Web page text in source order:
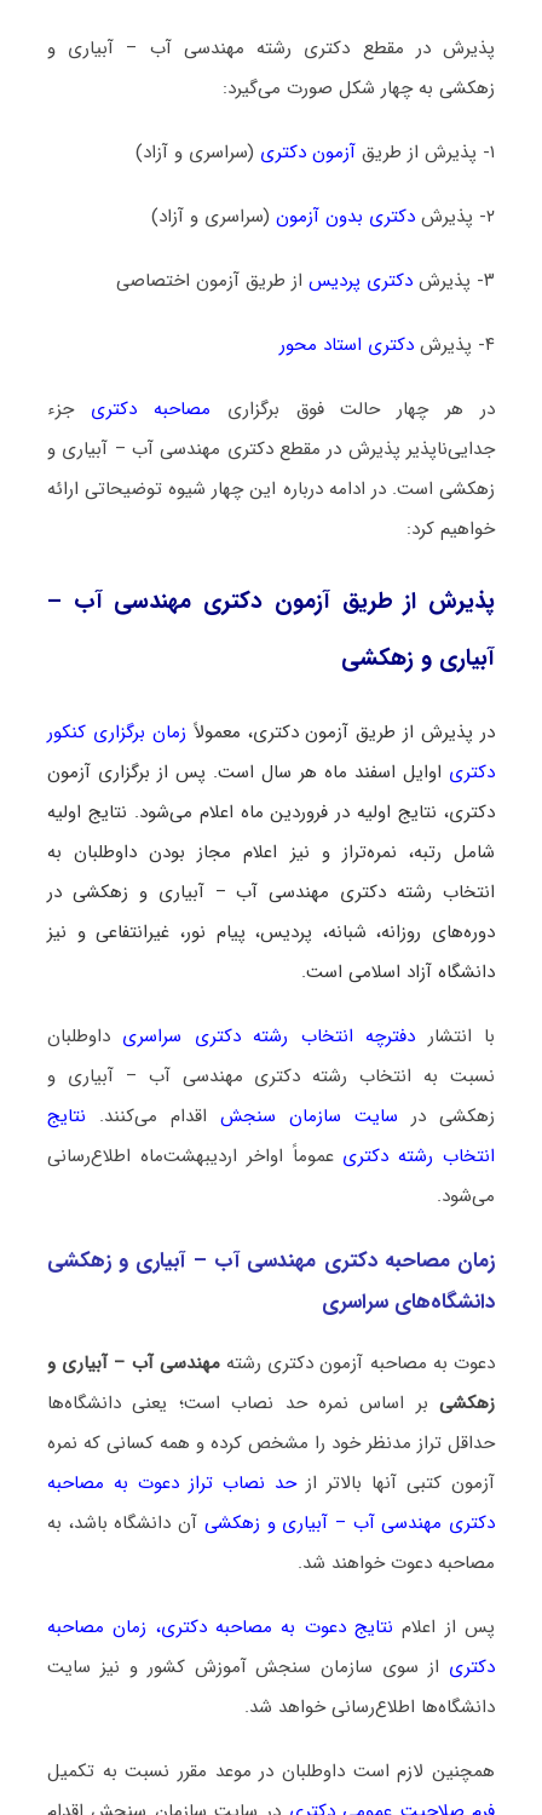
پذیرش در مقطع دکتری رشته مهندسی آب – آبیاری و
زهکشی به چهار شکل صورت می‌گیرد:
۱- پذیرش از طریق آزمون دکتری (سراسری و آزاد)
۲- پذیرش دکتری بدون آزمون(سراسری و آزاد)
۳- پذیرش دکتری پردیساز طریق آزمون اختصاصی
۴- پذیرش دکتری استاد محور
در هر چهار حالت فوق برگزاری مصاحبه دکتری جزء
جدایی‌ناپذیر پذیرش در مقطع دکتری مهندسی آب – آبیاری و
زهکشی است. در ادامه درباره این چهار شیوه توضیحاتی ارائه
خواهیم کرد:
پذیرش از طریق آزمون دکتری مهندسی آب –
آبیاری و زهکشی
در پذیرش از طریق آزمون دکتری، معمولاً زمان برگزاری کنکور
دکتری اوایل اسفند ماه هر سال است. پس از برگزاری آزمون
دکتری، نتایج اولیه در فروردین ماه اعلام می‌شود. نتایج اولیه
شامل رتبه، نمره‌تراز و نیز اعلام مجاز بودن داوطلبان به
انتخاب رشته دکتری مهندسی آب – آبیاری و زهکشی در
دوره‌های روزانه، شبانه، پردیس، پیام نور، غیرانتفاعی و نیز
دانشگاه آزاد اسلامی است.
با انتشار دفترچه انتخاب رشته دکتری سراسری داوطلبان
نسبت به انتخاب رشته دکتری مهندسی آب – آبیاری و
زهکشی در سایت سازمان سنجش اقدام می‌کنند. نتایج
انتخاب رشته دکتری عموماً اواخر اردیبهشت‌ماه اطلاع‌رسانی
می‌شود.
زمان مصاحبه دکتری مهندسی آب – آبیاری و زهکشی
دانشگاه‌های سراسری
دعوت به مصاحبه آزمون دکتری رشتهمهندسی آب – آبیاری و
زهکشیبر اساس نمره حد نصاب است؛ یعنی دانشگاه‌ها
حداقل تراز مدنظر خود را مشخص کرده و همه کسانی که نمره
آزمون کتبی آنها بالاتر ازحد نصاب تراز دعوت به مصاحبه
دکتری مهندسی آب – آبیاری و زهکشی آن دانشگاه باشد، به
مصاحبه دعوت خواهند شد.
پس از اعلام نتایج دعوت به مصاحبه دکتری، زمان مصاحبه
دکتری از سوی سازمان سنجش آموزش کشور و نیز سایت
دانشگاه‌ها اطلاع‌رسانی خواهد شد.
همچنین لازم است داوطلبان در موعد مقرر نسبت به تکمیل